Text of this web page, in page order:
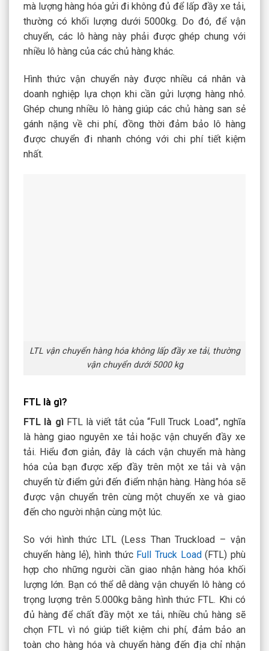
mà lượng hàng hóa gửi đi không đủ để lấp đầy xe tải,
thường có khối lượng dưới 5000kg. Do đó, để vận
chuyển, các lô hàng này phải được ghép chung với
nhiều lô hàng của các chủ hàng khác.
Hình thức vận chuyển này được nhiều cá nhân và
doanh nghiệp lựa chọn khi cần gửi lượng hàng nhỏ.
Ghép chung nhiều lô hàng giúp các chủ hàng san sẻ
gánh nặng về chi phí, đồng thời đảm bảo lô hàng
được chuyển đi nhanh chóng với chi phí tiết kiệm
nhất.
LTL vận chuyển hàng hóa không lấp đầy xe tải, thường
vận chuyển dưới 5000 kg
FTL là gì?
FTL là gì FTL là viết tắt của “Full Truck Load”, nghĩa
là hàng giao nguyên xe tải hoặc vận chuyển đầy xe
tải. Hiểu đơn giản, đây là cách vận chuyển mà hàng
hóa của bạn được xếp đầy trên một xe tải và vận
chuyển từ điểm gửi đến điểm nhận hàng. Hàng hóa sẽ
được vận chuyển trên cùng một chuyến xe và giao
đến cho người nhận cùng một lúc.
So với hình thức LTL (Less Than Truckload – vận
chuyển hàng lẻ), hình thức Full Truck Load(FTL) phù
hợp cho những người cần giao nhận hàng hóa khối
lượng lớn. Bạn có thể dễ dàng vận chuyển lô hàng có
trọng lượng trên 5.000kg bằng hình thức FTL. Khi có
đủ hàng để chất đầy một xe tải, nhiều chủ hàng sẽ
chọn FTL vì nó giúp tiết kiệm chi phí, đảm bảo an
toàn cho hàng hóa và chuyển hàng đến địa chỉ nhận